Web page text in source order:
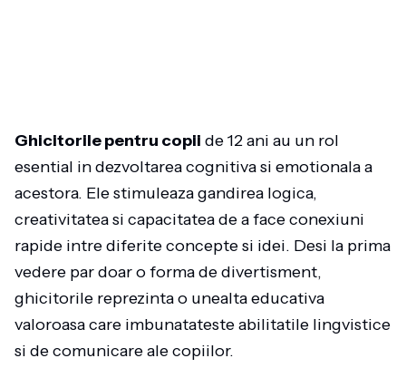
Ghicitorile pentru copii de 12 ani au un rol
esential in dezvoltarea cognitiva si emotionala a
acestora. Ele stimuleaza gandirea logica,
creativitatea si capacitatea de a face conexiuni
rapide intre diferite concepte si idei. Desi la prima
vedere par doar o forma de divertisment,
ghicitorile reprezinta o unealta educativa
valoroasa care imbunatateste abilitatile lingvistice
si de comunicare ale copiilor.